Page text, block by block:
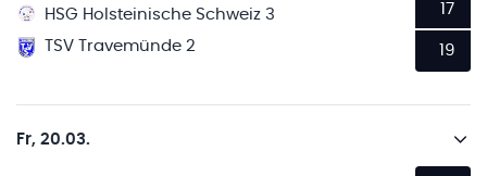
HSG Holsteinische Schweiz 3
TSV Travemünde 2
17
19
Fr, 20.03.